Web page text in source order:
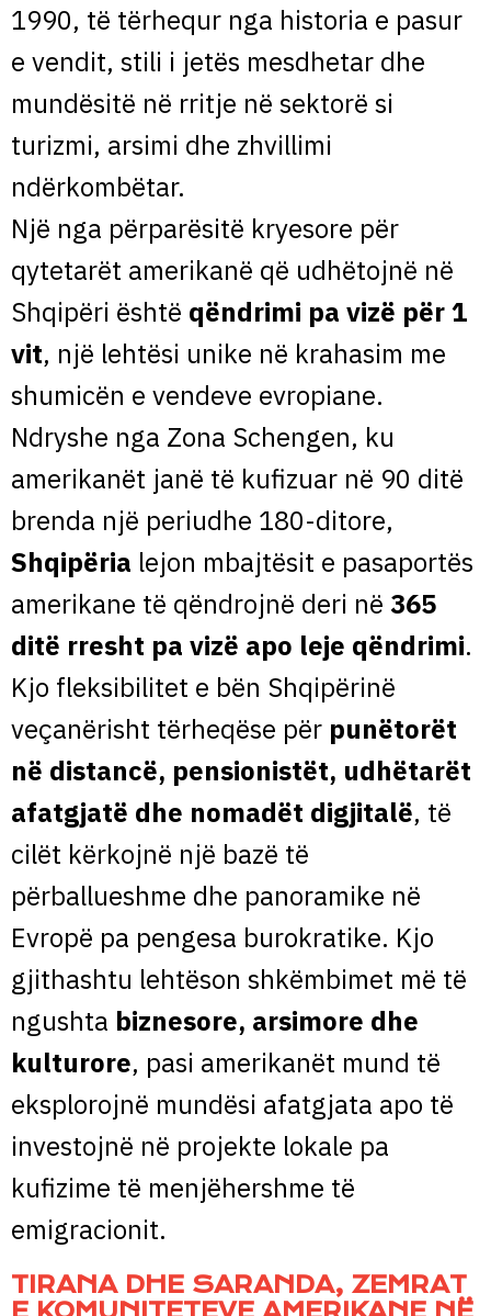
1990, të tërhequr nga historia e pasur
e vendit, stili i jetës mesdhetar dhe
mundësitë në rritje në sektorë si
turizmi, arsimi dhe zhvillimi
ndërkombëtar.
Një nga përparësitë kryesore për
qytetarët amerikanë që udhëtojnë në
Shqipëri është qëndrimi pa vizë për 1
vit, një lehtësi unike në krahasim me
shumicën e vendeve evropiane.
Ndryshe nga Zona Schengen, ku
amerikanët janë të kufizuar në 90 ditë
brenda një periudhe 180-ditore,
Shqipëria lejon mbajtësit e pasaportës
amerikane të qëndrojnë deri në 365
ditë rresht pa vizë apo leje qëndrimi.
Kjo fleksibilitet e bën Shqipërinë
veçanërisht tërheqëse për punëtorët
në distancë, pensionistët, udhëtarët
afatgjatë dhe nomadët digjitalë, të
cilët kërkojnë një bazë të
përballueshme dhe panoramike në
Evropë pa pengesa burokratike. Kjo
gjithashtu lehtëson shkëmbimet më të
ngushta biznesore, arsimore dhe
kulturore, pasi amerikanët mund të
eksplorojnë mundësi afatgjata apo të
investojnë në projekte lokale pa
kufizime të menjëhershme të
emigracionit.
TIRANA DHE SARANDA, ZEMRAT